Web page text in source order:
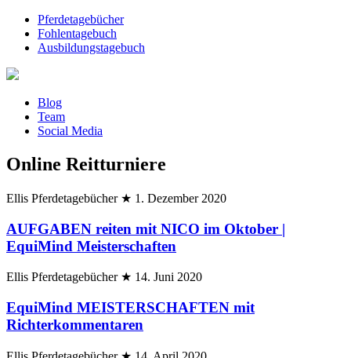
Pferdetagebücher
Fohlentagebuch
Ausbildungstagebuch
Blog
Team
Social Media
Online Reitturniere
Ellis Pferdetagebücher ★ 1. Dezember 2020
AUFGABEN reiten mit NICO im Oktober |
EquiMind Meisterschaften
Ellis Pferdetagebücher ★ 14. Juni 2020
EquiMind MEISTERSCHAFTEN mit
Richterkommentaren